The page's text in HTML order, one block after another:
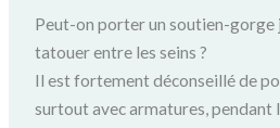
Peut-on porter un soutien-gorge
tatouer entre les seins ?
Il est fortement déconseillé de
surtout avec armatures, pendant